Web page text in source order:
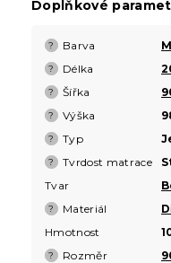
Doplňkové
? Barva
? Délka
? Šířka
? Výška
? Typ
? Tvrdost matrace
Tvar
? Materiál
Hmotnost
? Rozměr